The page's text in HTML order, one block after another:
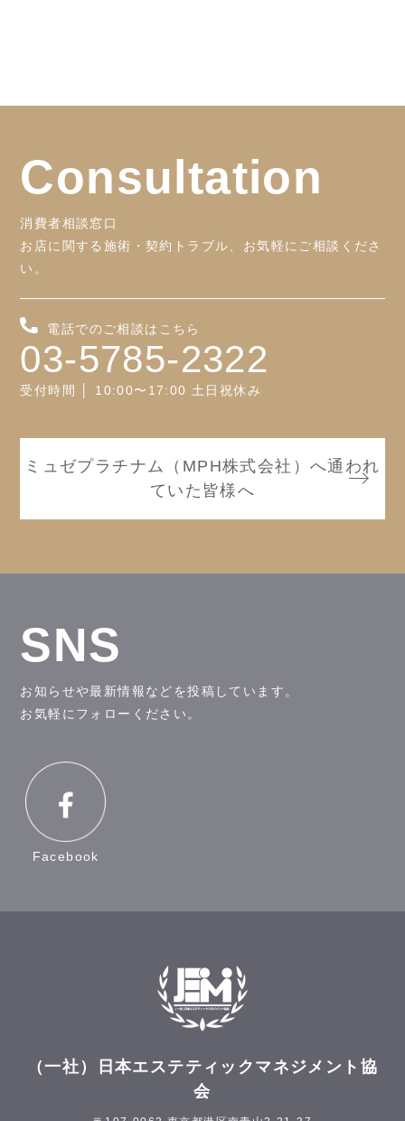
Consultation
消費者相談窓口
お店に関する施術・契約トラブル、お気軽にご相談くださ
い。
電話でのご相談はこちら
03-5785-2322
受付時間 │ 10:00〜17:00 土日祝休み
ミュゼプラチナム（MPH株式会社）へ通われ
ていた皆様へ
SNS
お知らせや最新情報などを投稿しています。
お気軽にフォローください。
Facebook
（一社）日本エステティックマネジメント協
会